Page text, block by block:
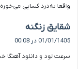
:
واقعا به‌درد کسایی
شقایق زنگنه
ف
:
01/01/1405 در 00:08
سرعت لود و دانلود آهنگا